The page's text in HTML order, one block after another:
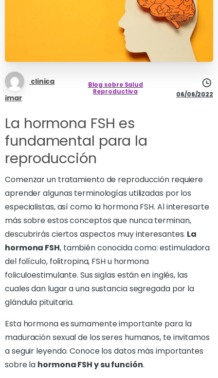
clinica
imar
Blog sobre Salud
Reproductiva
06/06/2022
La hormona FSH es
fundamental para la
reproducción
Comenzar un tratamiento de reproducción requiere
aprender algunas terminologías utilizadas por los
especialistas, así como la hormona FSH. Al interesarte
más sobre estos conceptos que nunca terminan,
descubrirás ciertos aspectos muy interesantes. La
hormona FSH, también conocida como: estimuladora
del folículo, folitropina, FSH u hormona
foliculoestimulante. Sus siglas están en inglés, las
cuales dan lugar a una sustancia segregada por la
glándula pituitaria.
Esta hormona es sumamente importante para la
maduración sexual de los seres humanos, te invitamos
a seguir leyendo. Conoce los datos más importantes
sobre la hormona FSH y su función.